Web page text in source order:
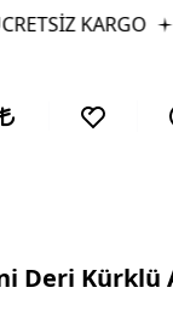
KARGO
Deri